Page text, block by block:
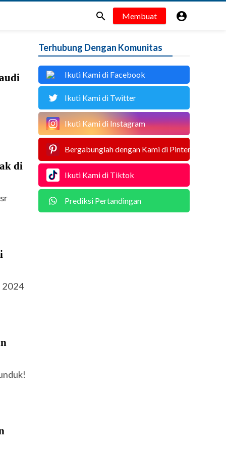
 Membuat 
di
2024
Terhubung Dengan Komunitas
Ikuti Kami di Facebook
Ikuti Kami di Twitter
Ikuti Kami di Instagram
Bergabunglah dengan Kami di Pinterest
Ikuti Kami di Tiktok
Prediksi Pertandingan